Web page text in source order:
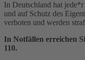
In Deutschland hat
und auf Schutz des
verboten und werden
In Notfällen erreichen
110.